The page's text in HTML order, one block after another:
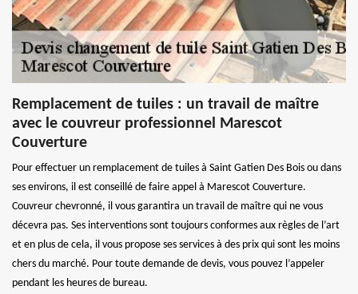
Remplacement de tuiles : un travail de maître
avec le couvreur professionnel Marescot
Couverture
Pour effectuer un remplacement de tuiles à Saint Gatien Des Bois ou dans
ses environs, il est conseillé de faire appel à Marescot Couverture.
Couvreur chevronné, il vous garantira un travail de maître qui ne vous
décevra pas. Ses interventions sont toujours conformes aux règles de l’art
et en plus de cela, il vous propose ses services à des prix qui sont les moins
chers du marché. Pour toute demande de devis, vous pouvez l’appeler
pendant les heures de bureau.